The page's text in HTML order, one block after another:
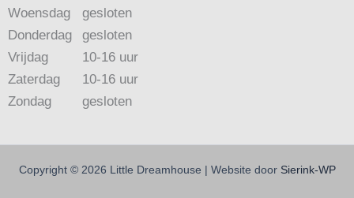
Woensdag
Donderdag
Vrijdag
Zaterdag
Zondag
gesloten
gesloten
10-16 uur
10-16 uur
gesloten
Copyright © 2026 Little Dreamhouse | Website door Sierink-WP